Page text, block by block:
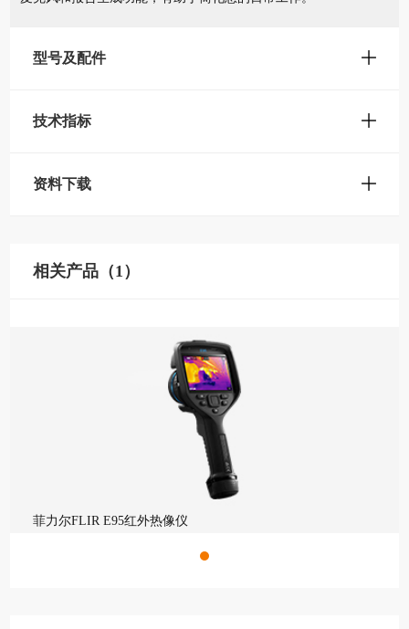
型号及配件
技术指标
资料下载
相关产品（1）
菲力尔FLIR E95红外热像仪